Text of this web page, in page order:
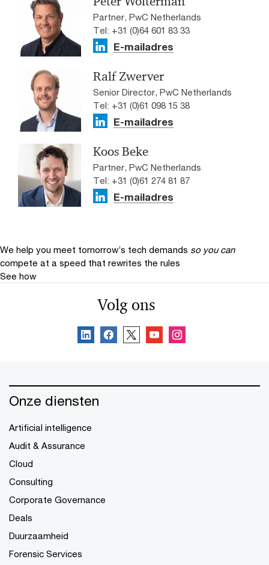
Partner, PwC Netherlands
Tel: +31 (0)64 601 83 33
E-mailadres
Ralf Zwerver
Senior Director, PwC Netherlands
Tel: +31 (0)61 098 15 38
E-mailadres
Koos Beke
Partner, PwC Netherlands
Tel: +31 (0)61 274 81 87
E-mailadres
We help you meet tomorrow’s tech demands so you can
compete at a speed that rewrites the rules
See how
Volg ons
Onze diensten
Artificial intelligence
Audit & Assurance
Cloud
Consulting
Corporate Governance
Deals
Duurzaamheid
Forensic Services